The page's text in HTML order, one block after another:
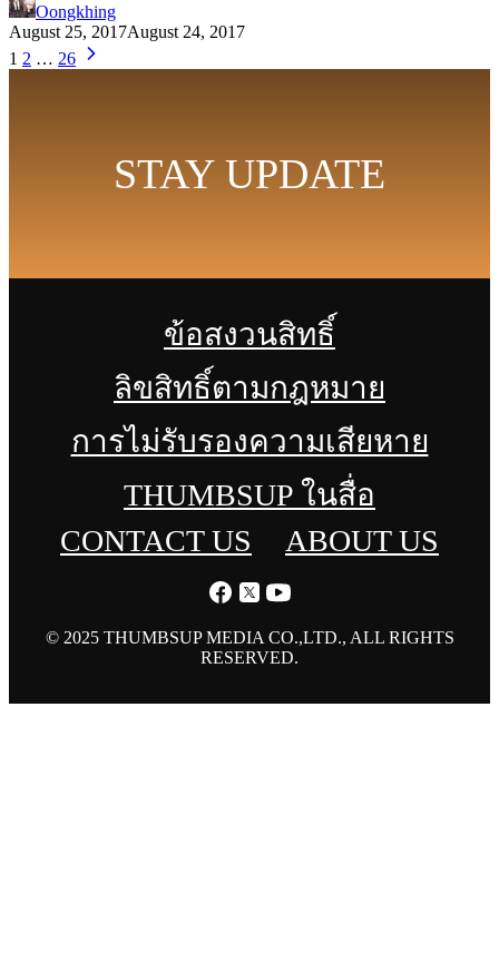
Oongkhing
August 25, 2017August 24, 2017
1 2 … 26
STAY UPDATE
ข้อสงวนสิทธิ์
ลิขสิทธิ์ตามกฎหมาย
การไม่รับรองความเสียหาย
THUMBSUP ในสื่อ
CONTACT US
ABOUT US
© 2025 THUMBSUP MEDIA CO.,LTD., ALL RIGHTS
RESERVED.